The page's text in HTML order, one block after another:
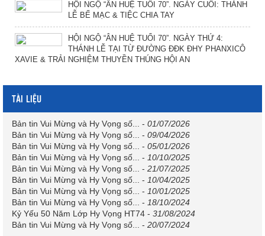
HỘI NGỘ “ÂN HUỆ TUỔI 70”. NGÀY CUỐI: THÁNH
LỄ BẾ MẠC & TIỆC CHIA TAY
HỘI NGỘ “ÂN HUỆ TUỔI 70”. NGÀY THỨ 4:
THÁNH LỄ TẠI TỪ ĐƯỜNG ĐĐK ĐHY PHANXICÔ
XAVIE & TRẢI NGHIỆM THUYỀN THÚNG HỘI AN
TÀI LIỆU
Bản tin Vui Mừng và Hy Vọng số... - 01/07/2026
Bản tin Vui Mừng và Hy Vọng số...
- 09/04/2026
Bản tin Vui Mừng và Hy Vọng số...
- 05/01/2026
Bản tin Vui Mừng và Hy Vọng số...
- 10/10/2025
Bản tin Vui Mừng và Hy Vọng số...
- 21/07/2025
Bản tin Vui Mừng và Hy Vọng số...
- 10/04/2025
Bản tin Vui Mừng và Hy Vọng số...
- 10/01/2025
Bản tin Vui Mừng và Hy Vọng số...
- 18/10/2024
Kỷ Yếu 50 Năm Lớp Hy Vọng HT74 - 31/08/2024
Bản tin Vui Mừng và Hy Vọng số...
- 20/07/2024